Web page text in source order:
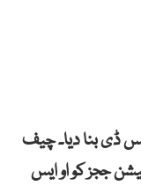
کو او ایس ڈی بنا دیا۔ چیف
ججز کو او ایس